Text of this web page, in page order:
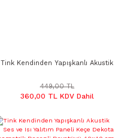
Tink Kendinden Yapışkanlı Akustik
Dekota Leopar Desenli Açık Gri
49x49 cm
449,00 TL
360,00 TL KDV Dahil